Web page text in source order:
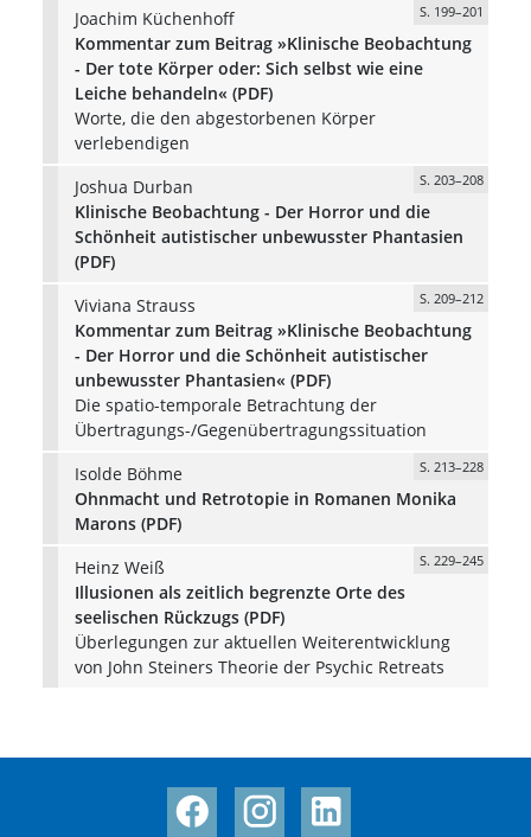
Joachim Küchenhoff
S. 199–201
Kommentar zum Beitrag »Klinische Beobachtung
- Der tote Körper oder: Sich selbst wie eine
Leiche behandeln« (PDF)
Worte, die den abgestorbenen Körper
verlebendigen
Joshua Durban
S. 203–208
Klinische Beobachtung - Der Horror und die
Schönheit autistischer unbewusster Phantasien
(PDF)
Viviana Strauss
S. 209–212
Kommentar zum Beitrag »Klinische Beobachtung
- Der Horror und die Schönheit autistischer
unbewusster Phantasien« (PDF)
Die spatio-temporale Betrachtung der
Übertragungs-/Gegenübertragungssituation
Isolde Böhme
S. 213–228
Ohnmacht und Retrotopie in Romanen Monika
Marons (PDF)
Heinz Weiß
S. 229–245
Illusionen als zeitlich begrenzte Orte des
seelischen Rückzugs (PDF)
Überlegungen zur aktuellen Weiterentwicklung
von John Steiners Theorie der Psychic Retreats